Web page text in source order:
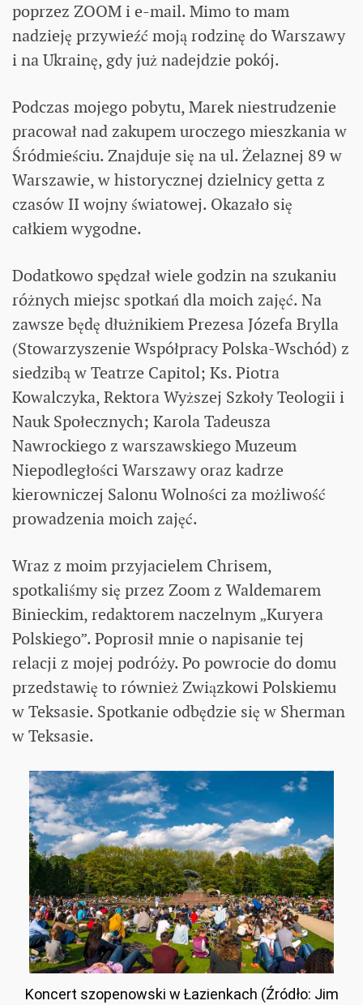
poprzez ZOOM i e-mail. Mimo to mam
nadzieję przywieźć moją rodzinę do Warszawy
i na Ukrainę, gdy już nadejdzie pokój.
Podczas mojego pobytu, Marek niestrudzenie
pracował nad zakupem uroczego mieszkania w
Śródmieściu. Znajduje się na ul. Żelaznej 89 w
Warszawie, w historycznej dzielnicy getta z
czasów II wojny światowej. Okazało się
całkiem wygodne.
Dodatkowo spędzał wiele godzin na szukaniu
różnych miejsc spotkań dla moich zajęć. Na
zawsze będę dłużnikiem Prezesa Józefa Brylla
(Stowarzyszenie Współpracy Polska-Wschód) z
siedzibą w Teatrze Capitol; Ks. Piotra
Kowalczyka, Rektora Wyższej Szkoły Teologii i
Nauk Społecznych; Karola Tadeusza
Nawrockiego z warszawskiego Muzeum
Niepodległości Warszawy oraz kadrze
kierowniczej Salonu Wolności za możliwość
prowadzenia moich zajęć.
Wraz z moim przyjacielem Chrisem,
spotkaliśmy się przez Zoom z Waldemarem
Binieckim, redaktorem naczelnym „Kuryera
Polskiego”. Poprosił mnie o napisanie tej
relacji z mojej podróży. Po powrocie do domu
przedstawię to również Związkowi Polskiemu
w Teksasie. Spotkanie odbędzie się w Sherman
w Teksasie.
Koncert szopenowski w Łazienkach (Źródło: Jim